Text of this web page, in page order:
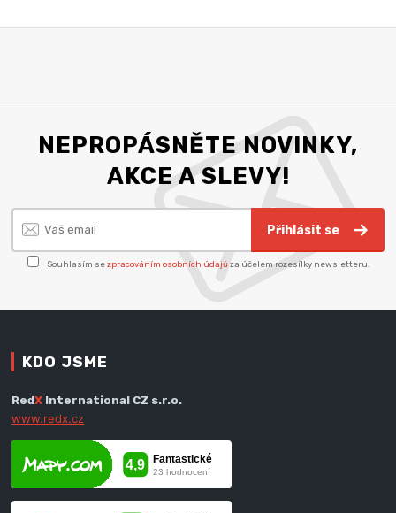
NEPROPÁSNĚTE NOVINKY,
AKCE A SLEVY!
Přihlásit se
Souhlasím sezpracováním osobních údajů za účelem rozesílky newsletteru.
KDO JSME
RedX International CZ s.r.o.
www.redx.cz